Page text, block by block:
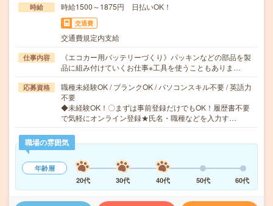
時給 時給1500～1875円 日払いOK！
交通費
交通費規定内支給
仕事内容
《エコカー用バッテリーづくり》パッキンなどの部品を製
品に組み付けていくお仕事※工具を使うこともありま…
応募資格
職種未経験OK / ブランクOK / パソコンスキル不要 / 英語力
不要
◆未経験OK！〇まずは事前登録だけでもOK！履歴書不要
で気軽にオンライン登録★氏名・職種などを入力す…
職場の雰囲気
年齢層
20代
30代 40代 50代 60代